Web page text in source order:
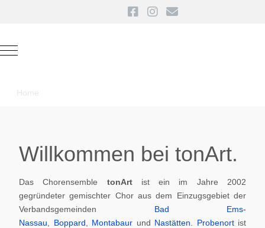
Mobile Menu Toggle
Home
Willkommen bei tonArt.
Das Chorensemble tonArt ist ein im Jahre 2002
gegründeter gemischter Chor aus dem Einzugsgebiet der
Verbandsgemeinden Bad Ems-
Nassau
Boppard Montabaur und Nastätten Probenortist